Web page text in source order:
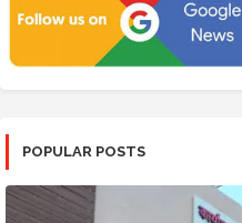
POPULAR POSTS